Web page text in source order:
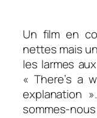
Un film en
nettes mais
les larmes
« There’s a
explanation ».
sommes-